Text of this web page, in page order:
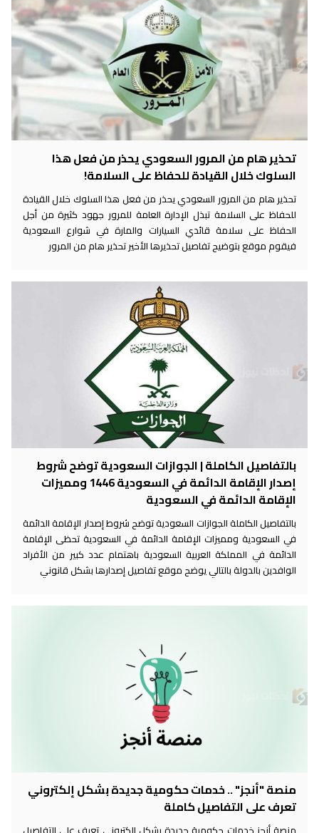
تحذير هام من المرور السعودي يحذر من فعل هذا
السلوك خلال القيادة للحفاظ على السلامة!
تحذير هام من المرور السعودي يحذر من فعل هذا السلوك خلال القيادة
للحفاظ على السلامة تبذل الإدارة العامة للمرور جهود كثيرة من أجل
الحفاظ على سلامة قائدي السيارات والمارة في شوارع السعودية
فيقوم موقع بتوضيح تفاصيل تحذيرها الأخير تحذير هام من المرور
بالتفاصيل الكاملة | الجوازات السعودية توضح شروط
إصدار الإقامة الدائمة في السعودية 1446 ومميزات
الإقامة الدائمة في السعودية
بالتفاصيل الكاملة الجوازات السعودية توضح شروط إصدار الإقامة الدائمة
في السعودية ومميزات الإقامة الدائمة في السعودية تحظى الإقامة
الدائمة في المملكة العربية السعودية باهتمام عدد كبير من الأفراد
الوافدين بالدولة بالتالي يوضح موقع تفاصيل إصدارها بشكل قانوني
منصة "أنجز" .. خدمات حكومية جديدة بشكل إلكتروني
تعرف على التفاصيل كاملة